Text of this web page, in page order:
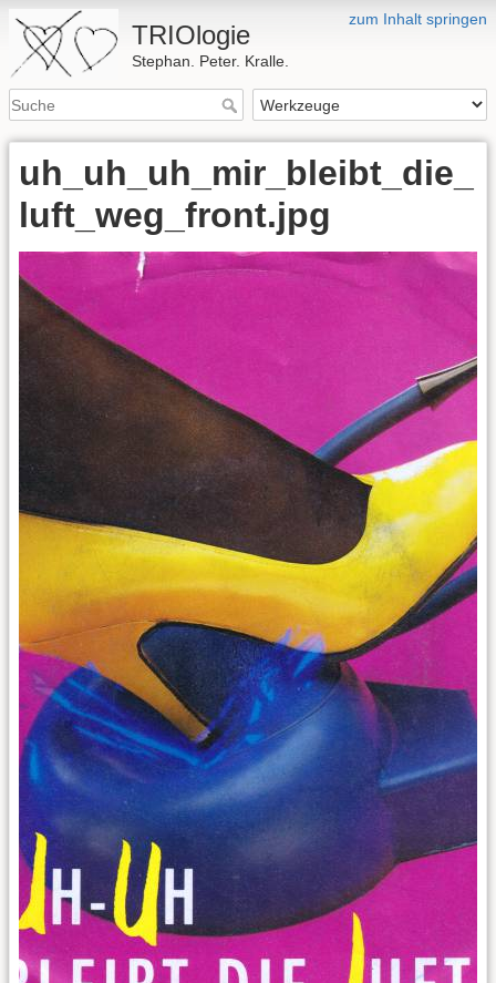
zum Inhalt springen
TRIOlogie
Stephan. Peter. Kralle.
uh_uh_uh_mir_bleibt_die_
luft_weg_front.jpg